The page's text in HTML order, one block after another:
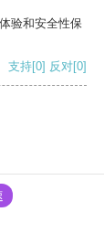
验和安全性保
支持[0] 反对[0]